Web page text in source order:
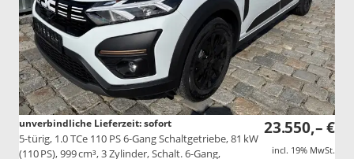
23.550,– €
incl. 19% MwSt.
unverbindliche Lieferzeit: sofort
5-türig, 1.0 TCe 110 PS 6-Gang Schaltgetriebe, 81 kW
(110 PS), 999 cm³, 3 Zylinder, Schalt. 6-Gang,